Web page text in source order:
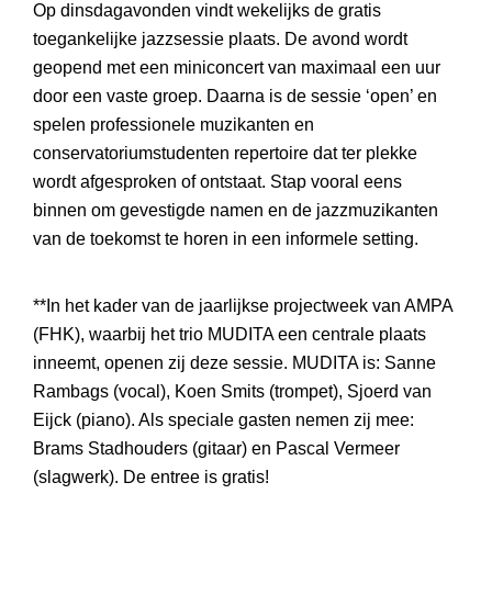
Op dinsdagavonden vindt wekelijks de gratis
toegankelijke jazzsessie plaats. De avond wordt
geopend met een miniconcert van maximaal een uur
door een vaste groep. Daarna is de sessie ‘open’ en
spelen professionele muzikanten en
conservatoriumstudenten repertoire dat ter plekke
wordt afgesproken of ontstaat. Stap vooral eens
binnen om gevestigde namen en de jazzmuzikanten
van de toekomst te horen in een informele setting.
**In het kader van de jaarlijkse projectweek van AMPA
(FHK), waarbij het trio MUDITA een centrale plaats
inneemt, openen zij deze sessie. MUDITA is: Sanne
Rambags (vocal), Koen Smits (trompet), Sjoerd van
Eijck (piano). Als speciale gasten nemen zij mee:
Brams Stadhouders (gitaar) en Pascal Vermeer
(slagwerk). De entree is gratis!